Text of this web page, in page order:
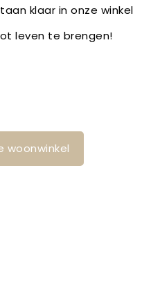
klaar in onze winkel
leven te brengen!
woonwinkel